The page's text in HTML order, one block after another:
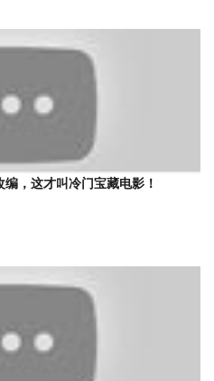
，这才叫冷门宝藏电影！